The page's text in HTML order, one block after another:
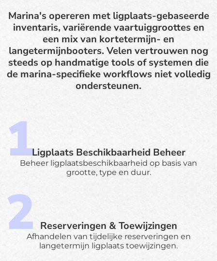
Marina's opereren met ligplaats-gebaseerde
inventaris, variërende vaartuiggroottes en
een mix van kortetermijn- en
langetermijnbooters. Velen vertrouwen nog
steeds op handmatige tools of systemen die
de marina-specifieke workflows niet volledig
ondersteunen.
Ligplaats Beschikbaarheid Beheer
Beheer ligplaatsbeschikbaarheid op basis van
grootte, type en duur.
Reserveringen & Toewijzingen
Afhandelen van tijdelijke reserveringen en
langetermijn ligplaats toewijzingen.